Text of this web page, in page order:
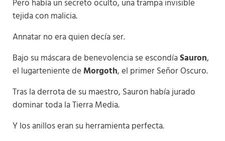
Pero había un secreto oculto, una trampa invisible
tejida con malicia.
Annatar no era quien decía ser.
Bajo su máscara de benevolencia se escondíaSauron,
el lugarteniente de Morgoth, el primer Señor Oscuro.
Tras la derrota de su maestro, Sauron había jurado
dominar toda la Tierra Media.
Y los anillos eran su herramienta perfecta.